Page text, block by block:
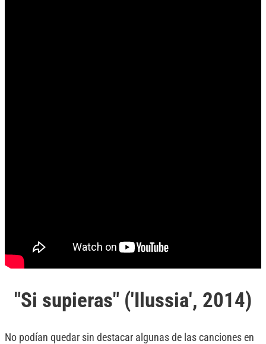
"Si supieras" ('Ilussia', 2014)
No podían quedar sin destacar algunas de las canciones en